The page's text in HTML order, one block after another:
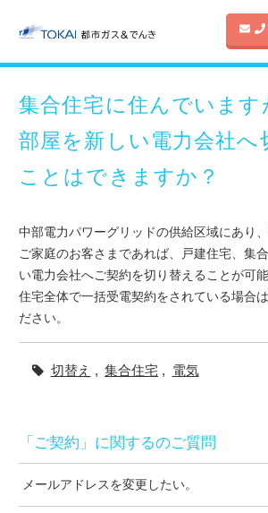
集合住宅に住んでいます
部屋を新しい電力会社へ
ことはできますか？
中部電力パワーグリッドの供給区域にあり
ご家庭のお客さまであれば、戸建住宅、集
い電力会社へご契約を切り替えることが可
住宅全体で一括受電契約をされている場合
ださい。
切替え , 集合住宅 , 電気
「ご契約」に関するのご質問
メールアドレスを変更したい。